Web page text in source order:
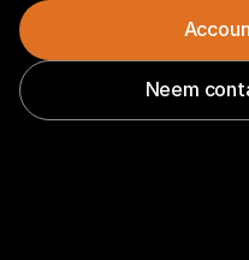
Neem